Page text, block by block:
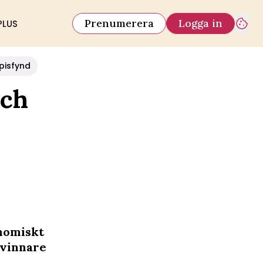
Prenumerera Logga in